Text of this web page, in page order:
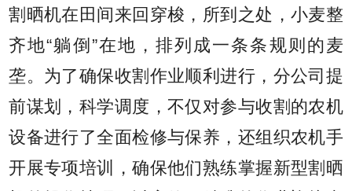
割晒机在田间来回穿梭，所到之处，小麦整
齐地“躺倒”在地，排列成一条条规则的麦
垄。为了确保收割作业顺利进行，分公司提
前谋划，科学调度，不仅对参与收割的农机
设备进行了全面检修与保养，还组织农机手
开展专项培训，确保他们熟练掌握新型割晒